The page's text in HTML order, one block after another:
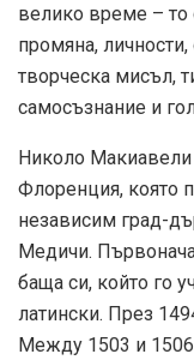
велико време – то
промяна,
творческа мисъл,
самосъзнание и
Николо Макиавели
Флоренция, която
независим град-
Медичи.
баща си, който го
латински. През
Между 1503 и